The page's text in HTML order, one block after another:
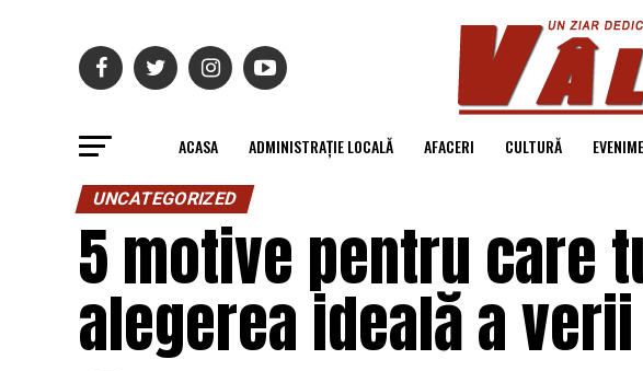
ACASA ADMINISTRAȚIE LOCALĂ AFACERI CULTURĂ
UNCATEGORIZED
5 motive pentru care
alegerea ideală a verii